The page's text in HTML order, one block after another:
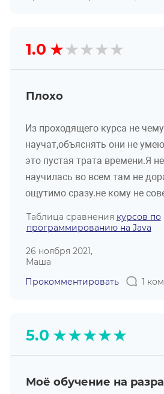
1.0 ★★★★★
Плохо
Из проходящего курса не
научат,объяснять они не
это пустая трата времени.Я
научилась во всем там не
ощутимо сразу.не кому не
Таблица сравнения курсов по
программированию на Java
26 ноября 2021,
Маша
Прокомментировать
1
5.0 ★★★★★
Моё обучение на